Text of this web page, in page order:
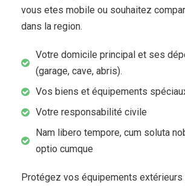
vous etes mobile ou souhaitez
dans la region.
Votre domicile principal et ses
(garage, cave, abris).
Vos biens et équipements
Votre responsabilité civile
Nam libero tempore, cum soluta
optio cumque
Protégez vos équipements extérieurs